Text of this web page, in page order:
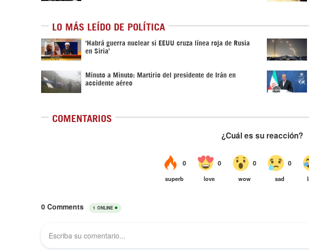
LO MÁS LEÍDO DE POLÍTICA
‎‘Habrá guerra nuclear si EEUU cruza línea roja de Rusia
en Siria’‎
Minuto a Minuto: Martirio del presidente de Irán en
accidente aéreo
COMENTARIOS